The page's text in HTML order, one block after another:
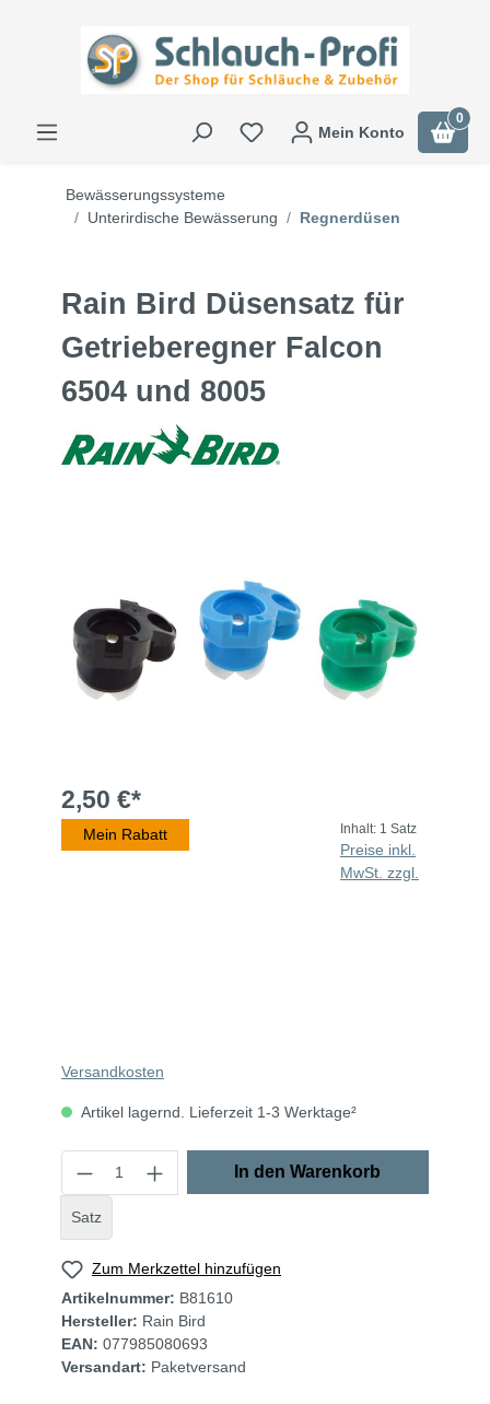
Mein Konto
0
Bewässerungssysteme
Unterirdische Bewässerung
Regnerdüsen
Rain Bird Düsensatz für
Getrieberegner Falcon
6504 und 8005
2,50 €*
Mein Rabatt Inhalt: 1 Satz
Preise inkl.
MwSt. zzgl.
Versandkosten
Artikel lagernd. Lieferzeit 1-3 Werktage²
Satz
In den Warenkorb
Zum Merkzettel hinzufügen
Artikelnummer: B81610
Hersteller: Rain Bird
EAN: 077985080693
Versandart: Paketversand